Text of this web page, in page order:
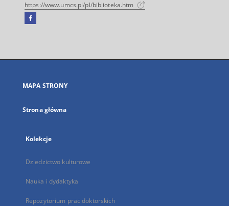
https://www.umcs.pl/pl/biblioteka.htm
Facebook
się
karcie
MAPA STRONY
Strona główna
Kolekcje
Dziedzictwo kulturowe
Nauka i dydaktyka
Repozytorium prac doktorskich